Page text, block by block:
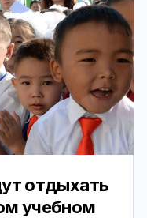
отдыхать
учебном